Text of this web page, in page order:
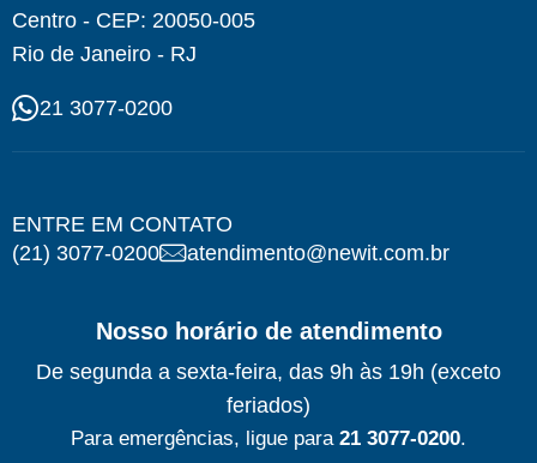
Centro - CEP: 20050-005
Rio de Janeiro - RJ
21 3077-0200
ENTRE EM CONTATO
(21) 3077-0200
atendimento@newit.com.br
Nosso horário de atendimento
De segunda a sexta-feira, das 9h às 19h (exceto
feriados)
Para emergências, ligue para 21 3077-0200.